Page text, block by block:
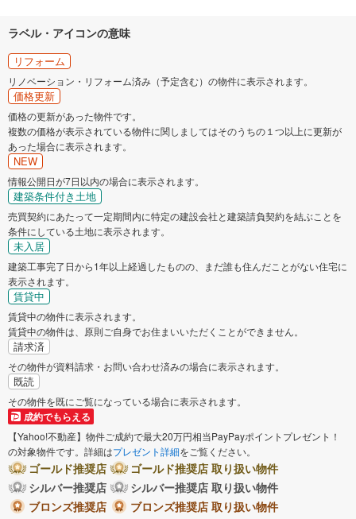
ラベル・アイコンの意味
リフォーム
リノベーション・リフォーム済み（予定含む）の物件に表示されます。
価格更新
価格の更新があった物件です。
複数の価格が表示されている物件に関しましてはそのうちの１つ以上に更新が
あった場合に表示されます。
NEW
情報公開日が7日以内の場合に表示されます。
建築条件付き土地
売買契約にあたって一定期間内に特定の建設会社と建築請負契約を結ぶことを
条件にしている土地に表示されます。
未入居
建築工事完了日から1年以上経過したものの、まだ誰も住んだことがない住宅に
表示されます。
賃貸中
賃貸中の物件に表示されます。
賃貸中の物件は、原則ご自身でお住まいいただくことができません。
請求済
その物件が資料請求・お問い合わせ済みの場合に表示されます。
既読
その物件を既にご覧になっている場合に表示されます。
成約でもらえる
【Yahoo!不動産】物件ご成約で最大20万円相当PayPayポイントプレゼント！
の対象物件です。詳細はプレゼント詳細をご覧ください。
ゴールド推奨店
ゴールド推奨店 取り扱い物件
シルバー推奨店
シルバー推奨店 取り扱い物件
ブロンズ推奨店
ブロンズ推奨店 取り扱い物件